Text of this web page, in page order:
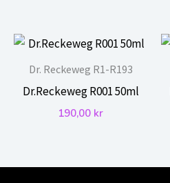
Dr. Reckeweg R1-R193
Dr.Reckeweg R001 50ml
190,00 kr